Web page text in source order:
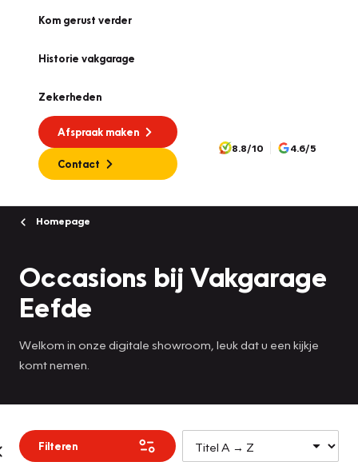
Kom gerust verder
Historie vakgarage
Zekerheden
Afspraak maken
Contact
8.8/10 4.6/5
Homepage
Occasions bij Vakgarage
Eefde
Welkom in onze digitale showroom, leuk dat u een kijkje
komt nemen.
Filteren